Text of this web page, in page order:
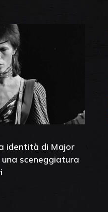
identità di Major
sceneggiatura